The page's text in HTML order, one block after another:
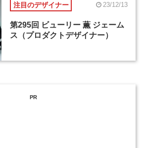
注目のデザイナー 23/12/13
第295回 ビューリー 薫 ジェーム
ス（プロダクトデザイナー）
PR